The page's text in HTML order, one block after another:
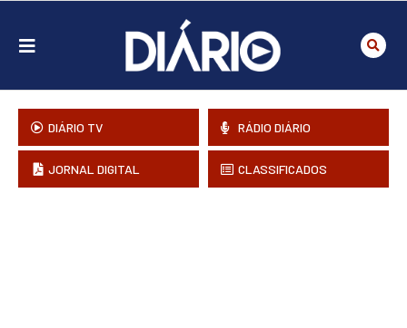
DIÁRIO TV RÁDIO DIÁRIO
JORNAL DIGITAL CLASSIFICADOS